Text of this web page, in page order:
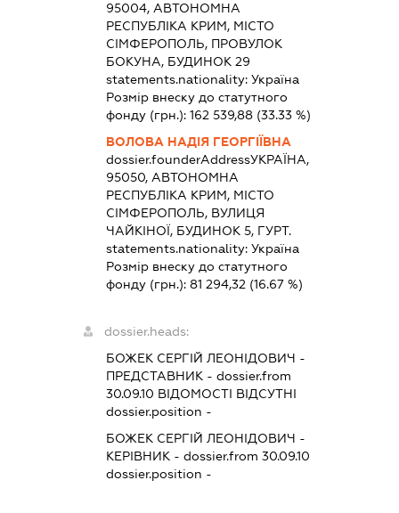
95004, АВТОНОМНА
РЕСПУБЛІКА КРИМ, МІСТО
СІМФЕРОПОЛЬ, ПРОВУЛОК
БОКУНА, БУДИНОК 29
statements.nationality:Україна
Розмір внеску до статутного
фонду (грн.):162 539,88 (33.33 %)
ВОЛОВА НАДІЯ ГЕОРГІЇВНА
dossier.founderAddressУКРАЇНА,
95050, АВТОНОМНА
РЕСПУБЛІКА КРИМ, МІСТО
СІМФЕРОПОЛЬ, ВУЛИЦЯ
ЧАЙКІНОЇ, БУДИНОК 5, ГУРТ.
statements.nationality:Україна
Розмір внеску до статутного
фонду (грн.):81 294,32 (16.67 %)
dossier.heads:
БОЖЕК СЕРГІЙ ЛЕОНІДОВИЧ -
ПРЕДСТАВНИК - dossier.from
30.09.10 ВІДОМОСТІ ВІДСУТНІ
dossier.position -
БОЖЕК СЕРГІЙ ЛЕОНІДОВИЧ -
КЕРІВНИК - dossier.from 30.09.10
dossier.position -